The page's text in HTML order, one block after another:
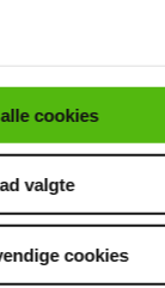
cookies
valgte
cookies
pause:
Jackie
tavsheden
afsløring